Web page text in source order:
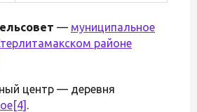
— муниципальное
районе
центр — деревня
[4] .